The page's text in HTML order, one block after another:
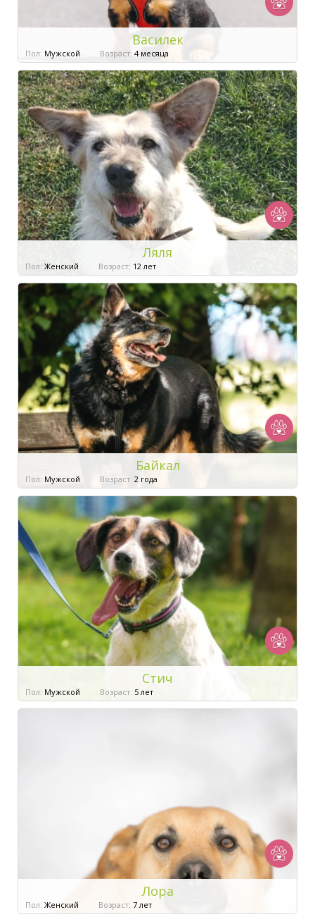
Василек
Пол: Мужской Возраст: 4 месяца
Ляля
Пол: Женский Возраст: 12 лет
Байкал
Пол: Мужской Возраст: 2 года
Стич
Пол: Мужской Возраст: 5 лет
Лора
Пол: Женский Возраст: 7 лет